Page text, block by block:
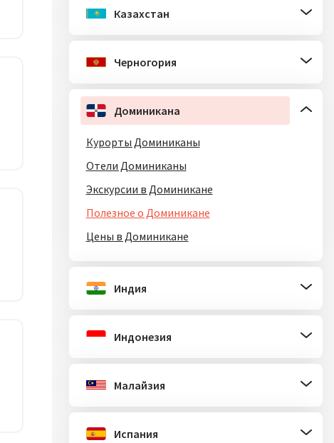
Казахстан
Черногория
Доминикана
Курорты Доминиканы
Отели Доминиканы
Экскурсии в Доминикане
Полезное о Доминикане
Цены в Доминикане
Индия
Индонезия
Малайзия
Испания